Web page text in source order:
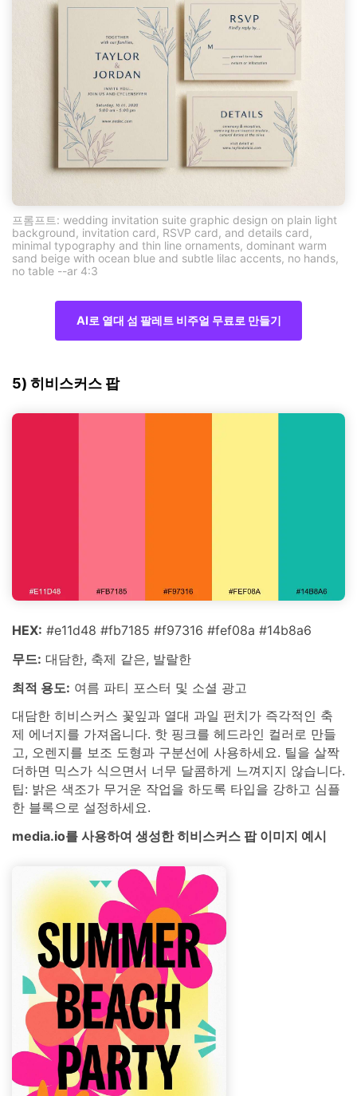
프롬프트: wedding invitation suite graphic design on plain light
background, invitation card, RSVP card, and details card,
minimal typography and thin line ornaments, dominant warm
sand beige with ocean blue and subtle lilac accents, no hands,
no table --ar 4:3
AI로 열대 섬 팔레트 비주얼 무료로 만들기
5) 히비스커스 팝
HEX: #e11d48 #fb7185 #f97316 #fef08a #14b8a6
무드: 대담한, 축제 같은, 발랄한
최적 용도: 여름 파티 포스터 및 소셜 광고
대담한 히비스커스 꽃잎과 열대 과일 펀치가 즉각적인 축
제 에너지를 가져옵니다. 핫 핑크를 헤드라인 컬러로 만들
고, 오렌지를 보조 도형과 구분선에 사용하세요. 틸을 살짝
더하면 믹스가 식으면서 너무 달콤하게 느껴지지 않습니다.
팁: 밝은 색조가 무거운 작업을 하도록 타입을 강하고 심플
한 블록으로 설정하세요.
media.io를 사용하여 생성한 히비스커스 팝 이미지 예시